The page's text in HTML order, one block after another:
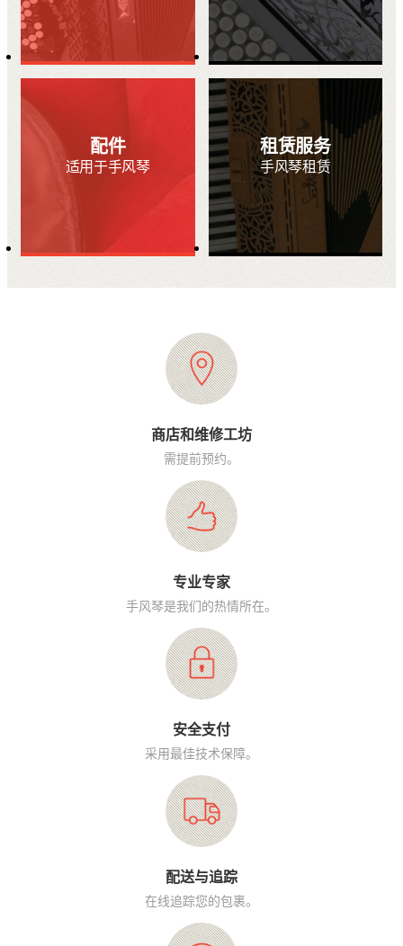
配件
适用于手风琴
租赁服务
手风琴租赁
商店和维修工坊
需提前预约。
专业专家
手风琴是我们的热情所在。
安全支付
采用最佳技术保障。
配送与追踪
在线追踪您的包裹。